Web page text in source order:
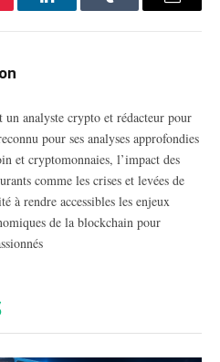
LinkedInTumblr Email
un analyste crypto et rédacteur pour
pour ses analyses approfondies
et cryptomonnaies, l’impact des
comme les crises et levées de
à rendre accessibles les enjeux
de la blockchain pour